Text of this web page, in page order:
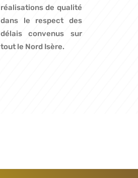
réalisations de qualité
dans le respect des
délais convenus sur
tout le Nord Isère.